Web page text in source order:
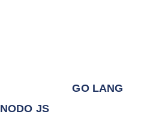
NODO JS
GO LANG